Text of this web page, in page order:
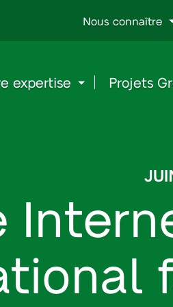
Nous connaître
expertise Projets